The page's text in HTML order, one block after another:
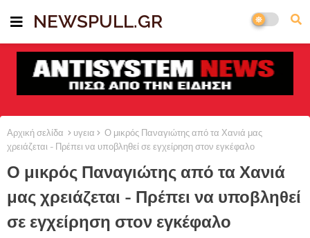
NEWSPULL.GR
Αρχική σελίδα υγεια
Ο μικρός Παναγιώτης από τα Χανιά μας
χρειάζεται - Πρέπει να υποβληθεί σε εγχείρηση στον εγκέφαλο
Ο μικρός Παναγιώτης από τα Χανιά
μας χρειάζεται - Πρέπει να υποβληθεί
σε εγχείρηση στον εγκέφαλο